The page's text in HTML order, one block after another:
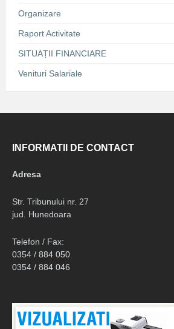
Organizare
Raport Activitate
SITUAȚII FINANCIARE
Venituri Salariale
INFORMATII DE CONTACT
Adresa
Str. Tribunului nr. 27
jud. Hunedoara
Telefon / Fax:
0354 / 884 050
0354 / 884 046